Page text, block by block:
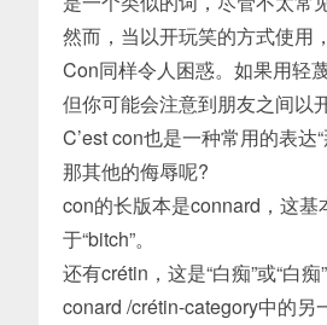
然而，当以开玩笑的方式使用
Con同样令人困惑。如果用轻
但你可能会注意到朋友之间以
C’est con也是一种常用的表达“
那其他的侮辱呢?
con的长版本是connard，这
于“bitch”。
还有crétin，这是“白痴”或“白
conard /crétin-category中的另